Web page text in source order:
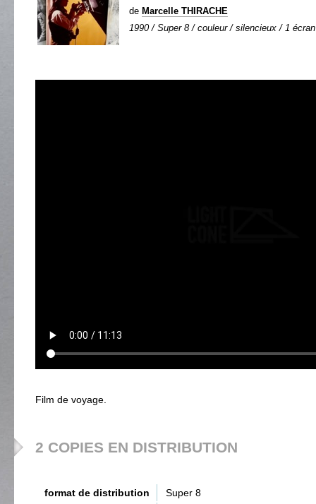
de Marcelle THIRACHE
1990 / Super 8 / couleur / silencieux / 1
Film de voyage.
2 COPIES EN DISTRIBUTION
format de distribution
Super 8